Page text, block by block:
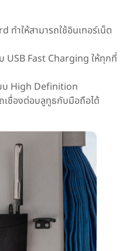
ทำให้สามารถใช้อินเทอร์เน็ต
USB Fast Charging ให้ทุกที่
บ High Definition
ชื่องต่อบลูทูธกับมือถือได้